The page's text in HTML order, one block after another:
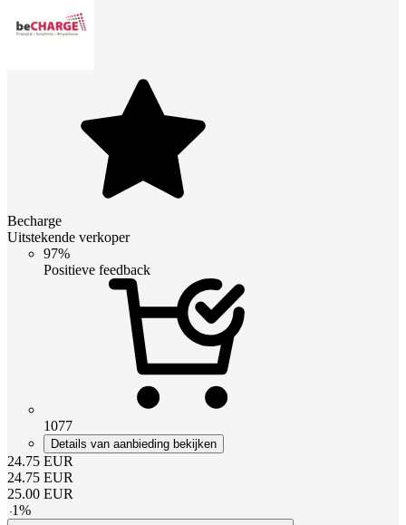
Becharge
Uitstekende verkoper
97%
Positieve feedback
1077
Details van aanbieding bekijken
24.75 EUR
24.75 EUR
25.00 EUR
-1%